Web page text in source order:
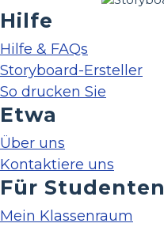
Hilfe
Hilfe & FAQs
Storyboard-Ersteller
So drucken Sie
Etwa
Über uns
Kontaktiere uns
Für Studenten
Mein Klassenraum